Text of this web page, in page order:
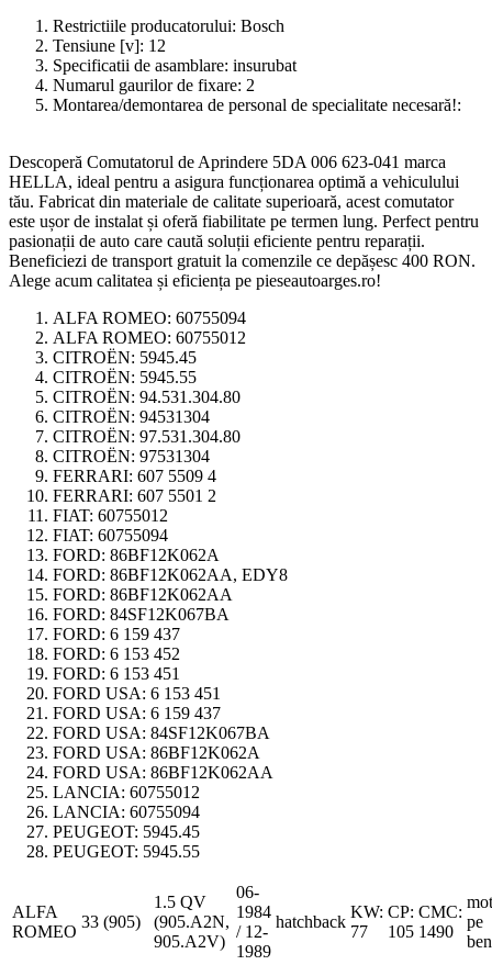
Restrictiile producatorului: Bosch
Tensiune [v]: 12
Specificatii de asamblare: insurubat
Numarul gaurilor de fixare: 2
Montarea/demontarea de personal de specialitate necesară!:
Descoperă Comutatorul de Aprindere 5DA 006 623-041 marca
HELLA, ideal pentru a asigura funcționarea optimă a vehiculului
tău. Fabricat din materiale de calitate superioară, acest comutator
este ușor de instalat și oferă fiabilitate pe termen lung. Perfect pentru
pasionații de auto care caută soluții eficiente pentru reparații.
Beneficiezi de transport gratuit la comenzile ce depășesc 400 RON.
Alege acum calitatea și eficiența pe pieseautoarges.ro!
ALFA ROMEO: 60755094
ALFA ROMEO: 60755012
CITROËN: 5945.45
CITROËN: 5945.55
CITROËN: 94.531.304.80
CITROËN: 94531304
CITROËN: 97.531.304.80
CITROËN: 97531304
FERRARI: 607 5509 4
FERRARI: 607 5501 2
FIAT: 60755012
FIAT: 60755094
FORD: 86BF12K062A
FORD: 86BF12K062AA, EDY8
FORD: 86BF12K062AA
FORD: 84SF12K067BA
FORD: 6 159 437
FORD: 6 153 452
FORD: 6 153 451
FORD USA: 6 153 451
FORD USA: 6 159 437
FORD USA: 84SF12K067BA
FORD USA: 86BF12K062A
FORD USA: 86BF12K062AA
LANCIA: 60755012
LANCIA: 60755094
PEUGEOT: 5945.45
PEUGEOT: 5945.55
ALFA
ROMEO
33 (905)
1.5 QV
(905.A2N,
905.A2V)
06-
1984
/ 12-
1989
hatchback
KW:
77
CP:
105
CMC:
1490
pe